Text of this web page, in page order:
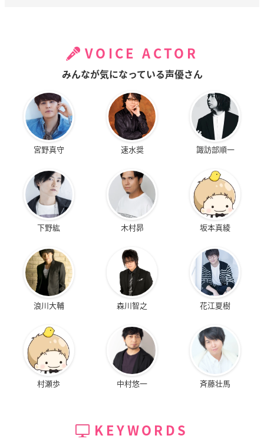
VOICE ACTOR
みんなが気になっている声優さん
宮野真守 速水奨 諏訪部順一
下野紘 木村昴 坂本真綾
浪川大輔 森川智之 花江夏樹
村瀬歩 中村悠一 斉藤壮馬
KEYWORDS